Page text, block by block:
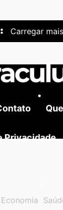
Carregar mais
Privacidade
Economia